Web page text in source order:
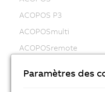
ACOPOS P3
ACOPOSmulti
ACOPOSremote
Paramètres des